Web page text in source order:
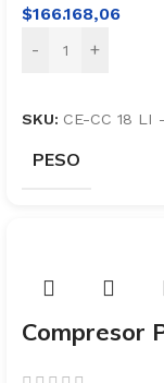
$166.168,06
-
+
SKU: CE-CC 18 LI
PESO
Compresor